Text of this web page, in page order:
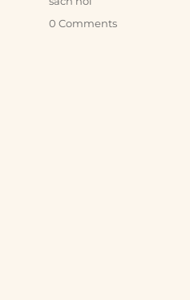
0 Comments